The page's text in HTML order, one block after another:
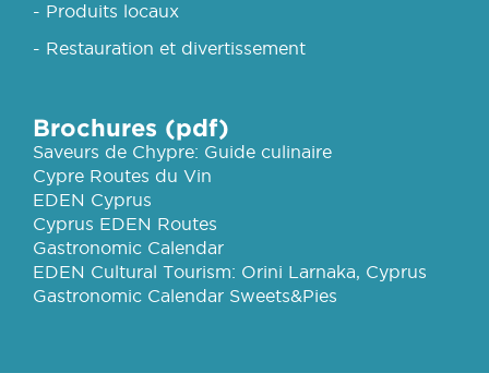
- Produits locaux
- Restauration et divertissement
Brochures (pdf)
Saveurs de Chypre: Guide culinaire
Cypre Routes du Vin
EDEN Cyprus
Cyprus EDEN Routes
Gastronomic Calendar
EDEN Cultural Tourism: Orini Larnaka, Cyprus
Gastronomic Calendar Sweets&Pies